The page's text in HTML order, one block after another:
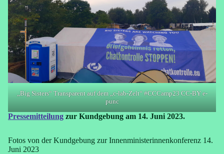
„Big Sisters“ Transparent auf dem „c-lab-Zelt“ #CCCamp23 CC-BY e-
punc
Pressemitteilung zur Kundgebung am 14. Juni 2023.
Fotos von der Kundgebung zur Innenministerinnenkonferenz 14.
Juni 2023